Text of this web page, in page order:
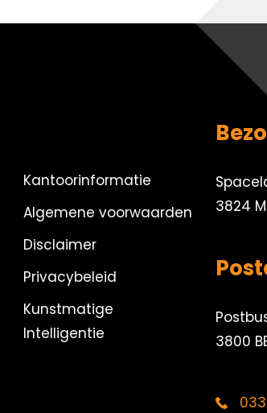
Kantoorinformatie
Algemene voorwaarden
Disclaimer
Privacybeleid
Kunstmatige
Intelligentie
3824
3800